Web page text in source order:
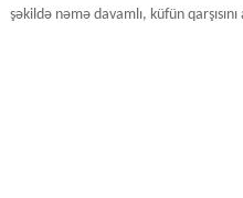
şəkildə nəmə davamlı, küfün